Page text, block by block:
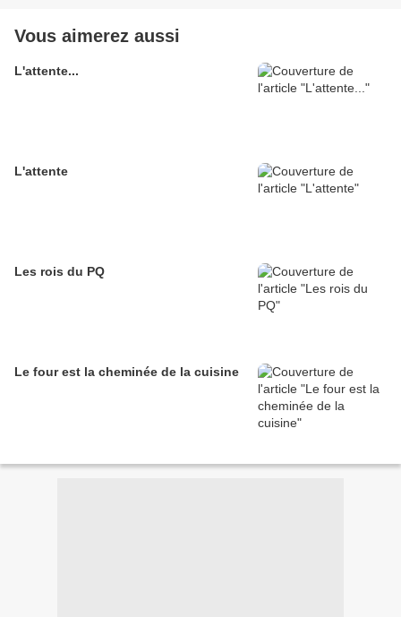
Vous aimerez aussi
L'attente...
L'attente
Les rois du PQ
Le four est la cheminée de la cuisine